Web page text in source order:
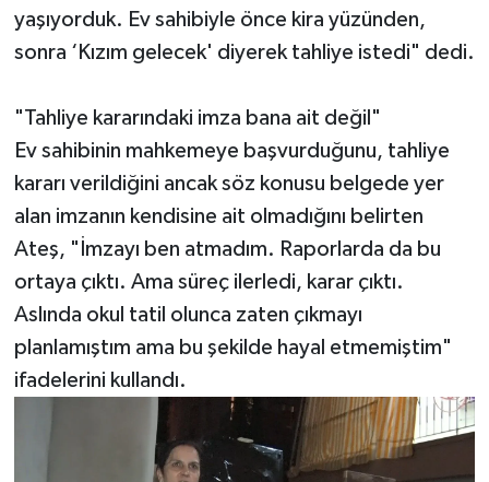
yaşıyorduk. Ev sahibiyle önce kira yüzünden,
sonra ‘Kızım gelecek' diyerek tahliye istedi" dedi.
"Tahliye kararındaki imza bana ait değil"
Ev sahibinin mahkemeye başvurduğunu, tahliye
kararı verildiğini ancak söz konusu belgede yer
alan imzanın kendisine ait olmadığını belirten
Ateş, "İmzayı ben atmadım. Raporlarda da bu
ortaya çıktı. Ama süreç ilerledi, karar çıktı.
Aslında okul tatil olunca zaten çıkmayı
planlamıştım ama bu şekilde hayal etmemiştim"
ifadelerini kullandı.